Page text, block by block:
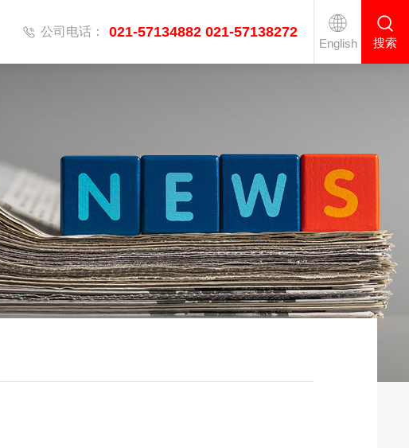
搜索
English
公司电话： 021-57134882 021-57138272
工业烘干机系列
衣服后整理设备